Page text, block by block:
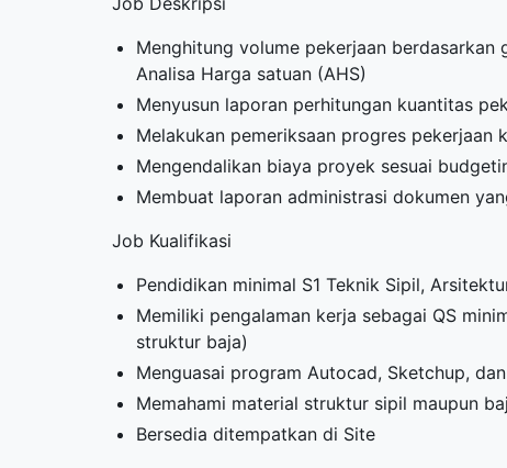
Menghitung volume pekerjaan berdasarkan
Analisa Harga satuan (AHS)
Menyusun laporan perhitungan kuantitas
Melakukan pemeriksaan progres pekerjaan
Mengendalikan biaya proyek sesuai
Membuat laporan administrasi dokumen
Job Kualifikasi
Pendidikan minimal S1 Teknik Sipil,
Memiliki pengalaman kerja sebagai QS
struktur baja)
Menguasai program Autocad, Sketchup,
Memahami material struktur sipil maupun
Bersedia ditempatkan di Site